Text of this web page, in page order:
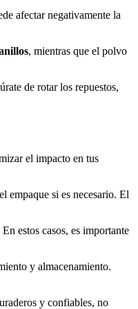
afectar negativamente la
, mientras que el polvo
de rotar los repuestos,
el impacto en tus
empaque si es necesario. El
estos casos, es importante
y almacenamiento.
y confiables, no